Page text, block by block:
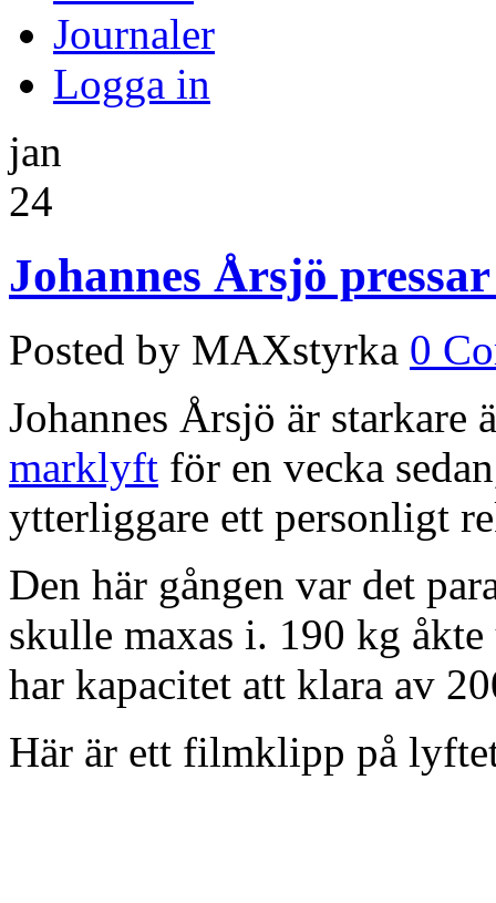
Journaler
Logga in
jan
24
Johannes Årsjö
Posted by MAXstyrka 0
Johannes Årsjö är
marklyft för en vecka
ytterliggare ett personligt
Den här gången var det
skulle maxas i. 190 kg
har kapacitet att klara av
Här är ett filmklipp på